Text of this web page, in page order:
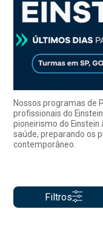
Nossos programas de
profissionais do
pioneirismo do
saúde, preparando os
contemporâneo.
Filtros